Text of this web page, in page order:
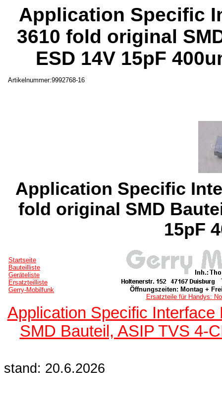
Application Specific
3610 fold original
ESD 14V 15pF
Artikelnummer:9992768-16
Application Specific
fold original SMD
15pF
Startseite
Bauteilliste
Geräteliste
Ersatzteilliste
Gerry-Mobilfunk
Öffnungszeiten: Montag +
Ersatzteile für Handys:
Application Specific
SMD Bauteil, ASIP TVS 4-
stand: 20.6.2026